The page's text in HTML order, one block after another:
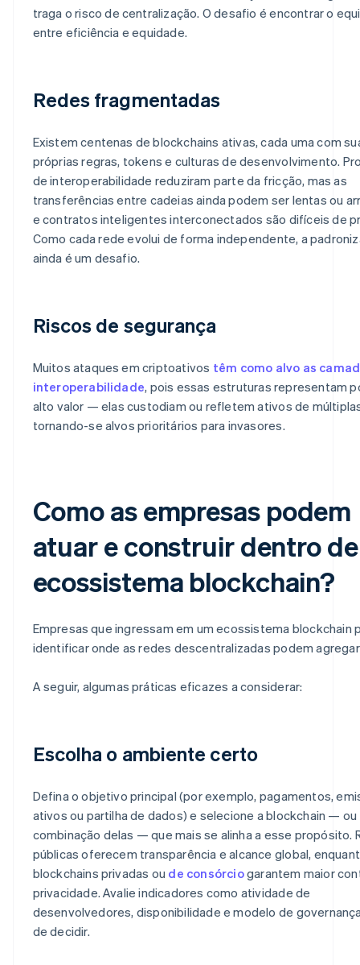
traga o risco de centralização. O desafio é encontrar o
entre eficiência e equidade.
Redes fragmentadas
Existem centenas de blockchains ativas, cada uma com
próprias regras, tokens e culturas de desenvolvimento.
de interoperabilidade reduziram parte da fricção, mas as
transferências entre cadeias ainda podem ser lentas ou
e contratos inteligentes interconectados são difíceis de
Como cada rede evolui de forma independente, a
ainda é um desafio.
Riscos de segurança
Muitos ataques em criptoativos têm como alvo as
interoperabilidade, pois essas estruturas representam
alto valor — elas custodiam ou refletem ativos de
tornando-se alvos prioritários para invasores.
Como as empresas podem
atuar e construir dentro
ecossistema blockchain?
Empresas que ingressam em um ecossistema blockchain
identificar onde as redes descentralizadas podem
A seguir, algumas práticas eficazes a considerar:
Escolha o ambiente certo
Defina o objetivo principal (por exemplo, pagamentos,
ativos ou partilha de dados) e selecione a blockchain — ou
combinação delas — que mais se alinha a esse propósito.
públicas oferecem transparência e alcance global,
blockchains privadas ou de consórciogarantem maior
privacidade. Avalie indicadores como atividade de
desenvolvedores, disponibilidade e modelo de
de decidir.